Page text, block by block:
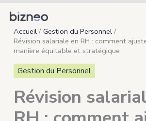
contenu
Accueil
Gestion du Personnel
Révision salariale en RH : comment
manière équitable et stratégique
Gestion du Personnel
Révision